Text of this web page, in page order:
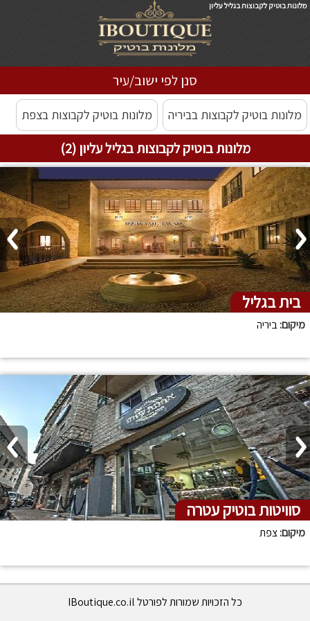
מלונות בוטיק לקבוצות בגליל עליון
סנן לפי ישוב/עיר
מלונות בוטיק לקבוצות בביריה מלונות בוטיק לקבוצות בצפת
מלונות בוטיק לקבוצות בגליל עליון (2)
בית בגליל
מיקום:ביריה
סוויטות בוטיק עטרה
מיקום:צפת
כל הזכויות שמורות לפורטל IBoutique.co.il